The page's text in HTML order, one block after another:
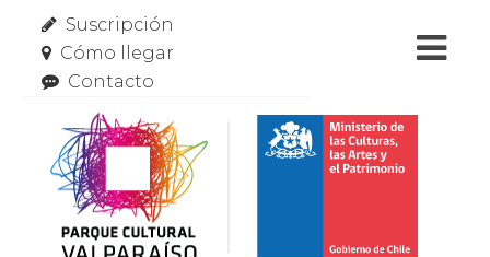
Suscripción
Cómo llegar
Contacto